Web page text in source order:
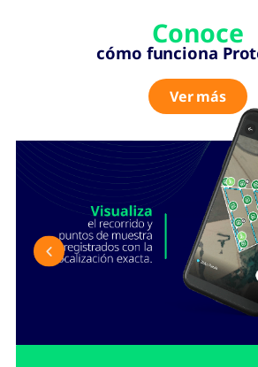
Conoce
cómo funciona
Ver más